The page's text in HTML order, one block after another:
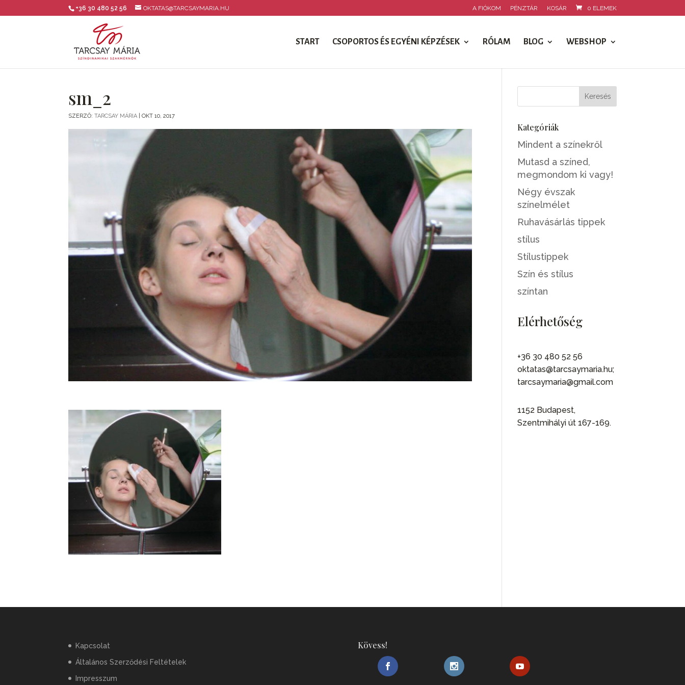
+36 30 480 52 56 OKTATAS@TARCSAYMARIA.HU A FIÓKOM PÉNZTÁR KOSÁR 0 ELEMEK
START CSOPORTOS ÉS EGYÉNI KÉPZÉSEK RÓLAM BLOG WEBSHOP
sm_2
SZERZŐ:TARCSAY MÁRIA |OKT 10, 2017
Kategóriák
Mindent a színekről
Mutasd a színed,
megmondom ki vagy!
Négy évszak
színelmélet
Ruhavásárlás tippek
stílus
Stílustippek
Szín és stílus
színtan
Elérhetőség
+36 30 480 52 56
oktatas@tarcsaymaria.hu;
tarcsaymaria@gmail.com
1152 Budapest,
Szentmihályi út 167-169.
Kapcsolat
Általános Szerződési Feltételek
Impresszum
Kövess!